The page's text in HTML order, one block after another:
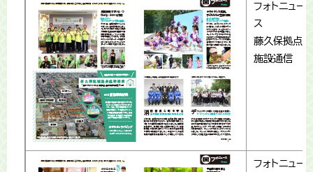
フォトニュー
ス
藤久保拠点
施設通信
フォトニュー